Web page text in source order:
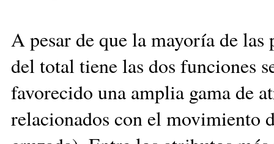
A pesar de que la mayoría de
del total tiene las dos funciones
favorecido una amplia gama de
relacionados con el movimiento